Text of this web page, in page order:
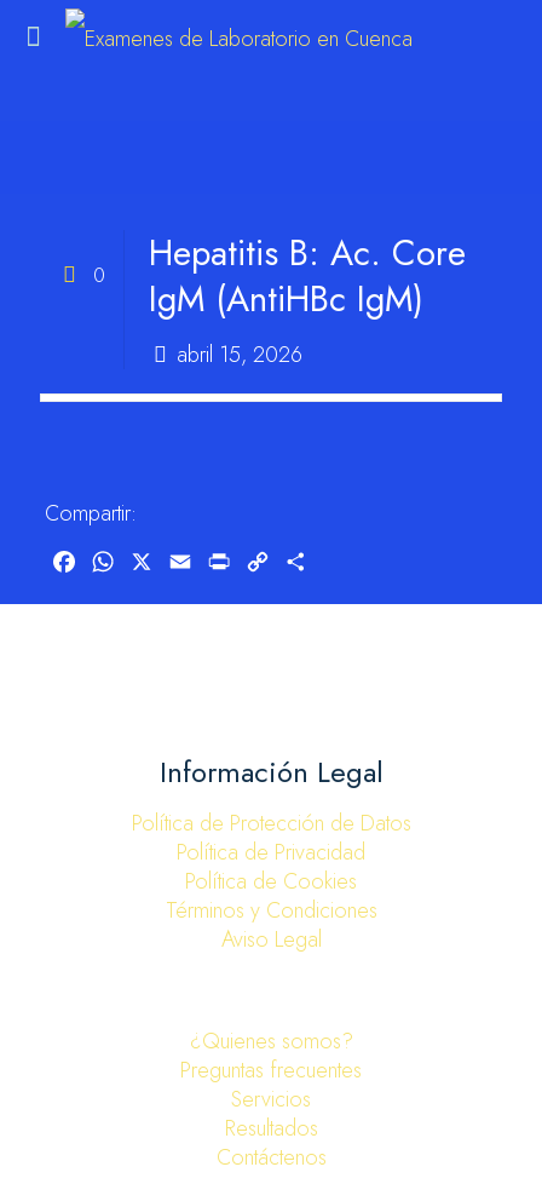
0
Hepatitis B: Ac. Core
IgM (AntiHBc IgM)
abril 15, 2026
Compartir:
FacebookWhatsApp Email Print
Copy
Información Legal
Política de Protección de Datos
Política de Privacidad
Política de Cookies
Términos y Condiciones
Aviso Legal
¿Quienes somos?
Preguntas frecuentes
Servicios
Resultados
Contáctenos